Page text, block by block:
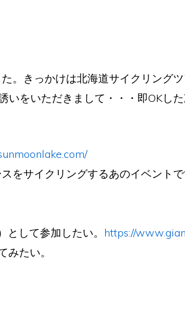
。きっかけは北海道サイクリング
をいただきまして・・・即OKした
をサイクリングするあのイベント
して参加したい。 https://
たい。